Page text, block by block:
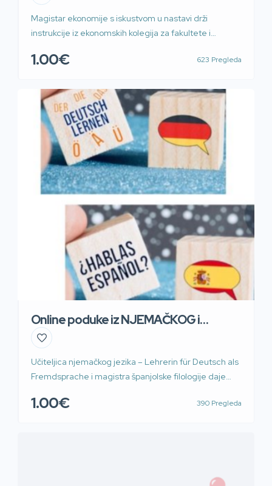
Magistar ekonomije s iskustvom u nastavi drži
instrukcije iz ekonomskih kolegija za fakultete i
Omiš) – uživo, cijela Hrvatska – online. Također, držim
osnovne i srednje škole. Nudim usluge priprema za
državnu maturu iz navedenih predmeta i […]
1.00€ 623 Pregleda
Online poduke iz NJEMAČKOG i
ŠPANJOLSKOG jezika
Učiteljica njemačkog jezika – Lehrerin für Deutsch als
Fremdsprache i magistra španjolske filologije daje
za djecu i odrasle. Provodim pripreme za
1.00€ 390 Pregleda